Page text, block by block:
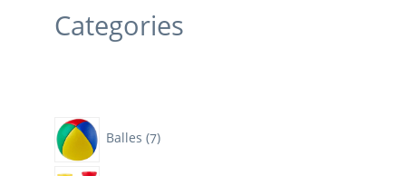
Categories
Balles 7
produits